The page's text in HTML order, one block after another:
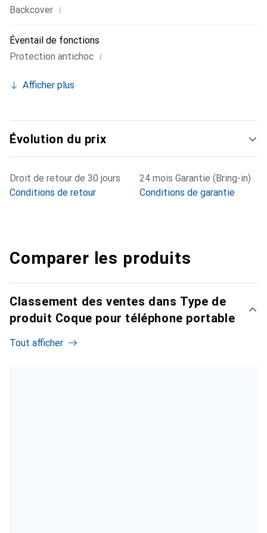
Backcover i
Éventail de fonctions
Protection antichoc i
Afficher plus
Évolution du prix
Droit de retour de 30 jours
Conditions de retour
24 mois Garantie (Bring-in)
Conditions de garantie
Comparer les produits
Classement des ventes dans Type de
produit Coque pour téléphone portable
Tout afficher